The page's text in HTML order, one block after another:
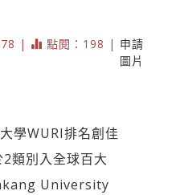
| 點閱：198 | 申請
圖片
學WURI排名創佳
類別入全球百大
University